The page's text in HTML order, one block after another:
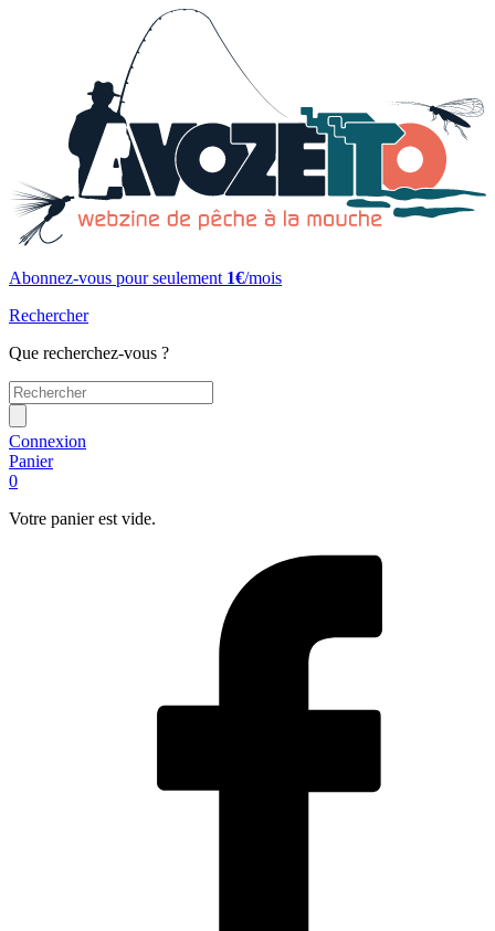
Abonnez-vous pour seulement 1€/mois
Rechercher
Que recherchez-vous ?
Connexion
Panier
0
Votre panier est vide.